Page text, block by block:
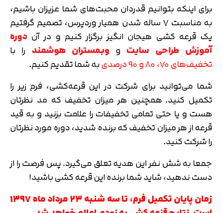
برای اینکه بتوانیم قدردان محبت‌های شما عزیزان باشیم،
به مناسبت 7 ساله شدن همیار وردپرس، تصمیم گرفتیم
یک قرعه کشی هیجان انگیز برگزار کنیم و در آن دوره
آموزش طراحی سایت و وبمستران هوشمند را با
تخفیف‌های 70، 80 و 90 درصدی
به شما تقدیم کنیم.
شما می‌توانید برای شرکت در این قرعه‌کشی، فرم زیر را
تکمیل کنید. همچنین هر میزان تخفیف که مد نظرتان
هست و یا حتی تمامی تخفیفات را علامت بزنید و به قید
قرعه از هر میزان تخفیف که برنده شدید، دوره‌ مورد نظرتان
را شرکت کنید.
جمعا به شش نفر این هدیه تعلق می‌گیرد. پس فرصت را از
دست ندهید، شاید شما برنده این قرعه کشی باشید!
زمان پایان تکمیل فرم، تا سه شنبه ۲۳ مرداد ماه 1397